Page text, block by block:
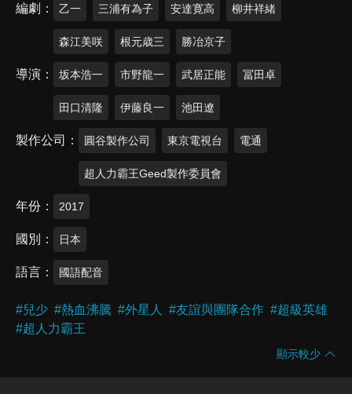
編劇 乙一 三浦有為子 安達寛高 柳井祥緒
森江美咲 根元歳三 勝冶京子
導演 坂本浩一 市野龍一 武居正能 冨田卓
田口清隆 伊藤良一 池田遼
製作公司 圓谷製作公司 東京電視台 電通
超人力霸王Geed製作委員會
年份 2017
國別 日本
語言 國語配音
#兒少 #熱血沸騰 #外星人 #友誼與團隊合作 #超級英雄
#超人力霸王
顯示較少